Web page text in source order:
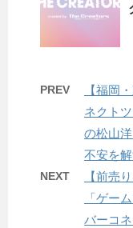
PREV
【福岡
ネクト
の松山
不安を解
NEXT
【前売
「ゲー
バーコ